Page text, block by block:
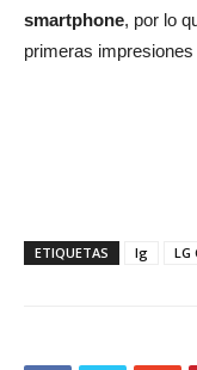
smartphone, por lo
primeras
ETIQUETAS lg LG